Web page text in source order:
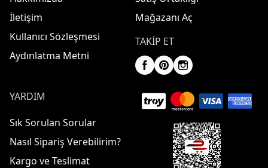
İletişim
Kullanıcı Sözleşmesi
Aydınlatma Metni
Mağazanı Aç
TAKIP ET
YARDIM
Sık Sorulan Sorular
Nasıl Sipariş Verebilirim?
Kargo ve Teslimat